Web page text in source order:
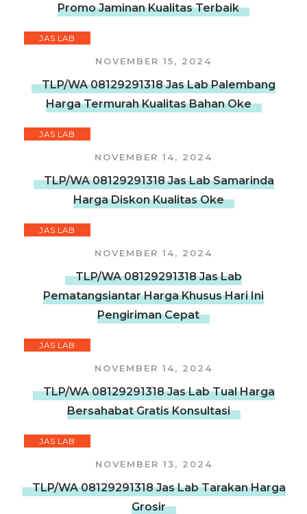
Promo Jaminan Kualitas Terbaik
JAS LAB
NOVEMBER 15, 2024
TLP/WA 08129291318 Jas Lab Palembang
Harga Termurah Kualitas Bahan Oke
JAS LAB
NOVEMBER 14, 2024
TLP/WA 08129291318 Jas Lab Samarinda
Harga Diskon Kualitas Oke
JAS LAB
NOVEMBER 14, 2024
TLP/WA 08129291318 Jas Lab
Pematangsiantar Harga Khusus Hari Ini
Pengiriman Cepat
JAS LAB
NOVEMBER 14, 2024
TLP/WA 08129291318 Jas Lab Tual Harga
Bersahabat Gratis Konsultasi
JAS LAB
NOVEMBER 13, 2024
TLP/WA 08129291318 Jas Lab Tarakan Harga
Grosir